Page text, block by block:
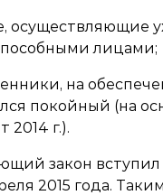
осуществляющие
лицами;
на
покойный (на
2014 г.).
закон вступил
2015 года.